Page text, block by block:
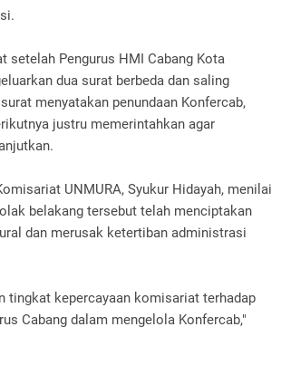
setelah Pengurus HMI Cabang Kota
dua surat berbeda dan saling
menyatakan penundaan Konfercab,
justru memerintahkan agar
UNMURA, Syukur Hidayah, menilai
belakang tersebut telah menciptakan
dan merusak ketertiban administrasi
tingkat kepercayaan komisariat terhadap
Cabang dalam mengelola Konfercab,"